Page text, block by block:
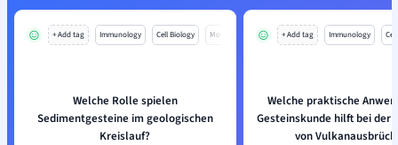
+ Add tag Immunology Cell Biology Mo
Welche Rolle spielen
Sedimentgesteine im geologischen
Kreislauf?
+ Add tag Immunology
Welche praktische
Gesteinskunde hilft bei der
von